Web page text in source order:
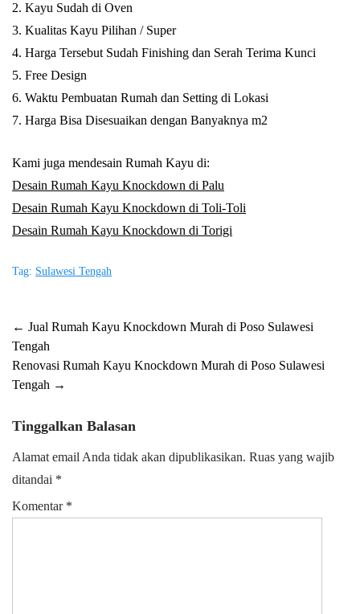
2. Kayu Sudah di Oven
3. Kualitas Kayu Pilihan / Super
4. Harga Tersebut Sudah Finishing dan Serah Terima Kunci
5. Free Design
6. Waktu Pembuatan Rumah dan Setting di Lokasi
7. Harga Bisa Disesuaikan dengan Banyaknya m2
Kami juga mendesain Rumah Kayu di:
Desain Rumah Kayu Knockdown di Palu
Desain Rumah Kayu Knockdown di Toli-Toli
Desain Rumah Kayu Knockdown di Torigi
Tag: Sulawesi Tengah
Post
navigation
← Jual Rumah Kayu Knockdown Murah di Poso Sulawesi
Tengah
Renovasi Rumah Kayu Knockdown Murah di Poso Sulawesi
Tengah →
Tinggalkan Balasan
Alamat email Anda tidak akan dipublikasikan. Ruas yang wajib
ditandai *
Komentar *